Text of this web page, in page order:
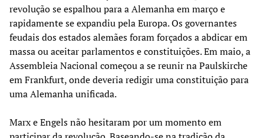
revolução se espalhou para a Alemanha em março e
rapidamente se expandiu pela Europa. Os governantes
feudais dos estados alemães foram forçados a abdicar em
massa ou aceitar parlamentos e constituições. Em maio, a
Assembleia Nacional começou a se reunir na Paulskirche
em Frankfurt, onde deveria redigir uma constituição para
uma Alemanha unificada.
Marx e Engels não hesitaram por um momento em